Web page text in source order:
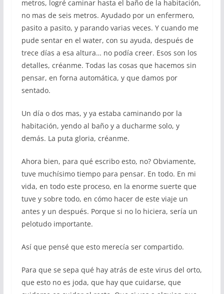
metros, logré caminar hasta el baño de la habitación,
no mas de seis metros. Ayudado por un enfermero,
pasito a pasito, y parando varias veces. Y cuando me
pude sentar en el water, con su ayuda, después de
trece días a esa altura… no podía creer. Esos son los
detalles, créanme. Todas las cosas que hacemos sin
pensar, en forna automática, y que damos por
sentado.
Un día o dos mas, y ya estaba caminando por la
habitación, yendo al baño y a ducharme solo, y
demás. La puta gloria, créanme.
Ahora bien, para qué escribo esto, no? Obviamente,
tuve muchísimo tiempo para pensar. En todo. En mi
vida, en todo este proceso, en la enorme suerte que
tuve y sobre todo, en cómo hacer de este viaje un
antes y un después. Porque si no lo hiciera, sería un
pelotudo importante.
Así que pensé que esto merecía ser compartido.
Para que se sepa qué hay atrás de este virus del orto,
que esto no es joda, que hay que cuidarse, que